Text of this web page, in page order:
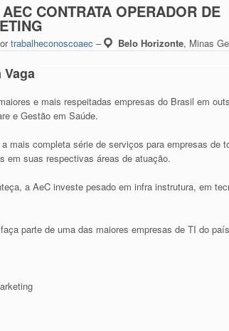
AEC CONTRATA OPERADOR DE
trabalheconoscoaec – Belo Horizonte, Minas
Vaga
e mais respeitadas empresas do Brasil em
e Gestão em Saúde.
mais completa série de serviços para empresas de
em suas respectivas áreas de atuação.
a AeC investe pesado em infra instrutura, em
parte de uma das maiores empresas de TI do